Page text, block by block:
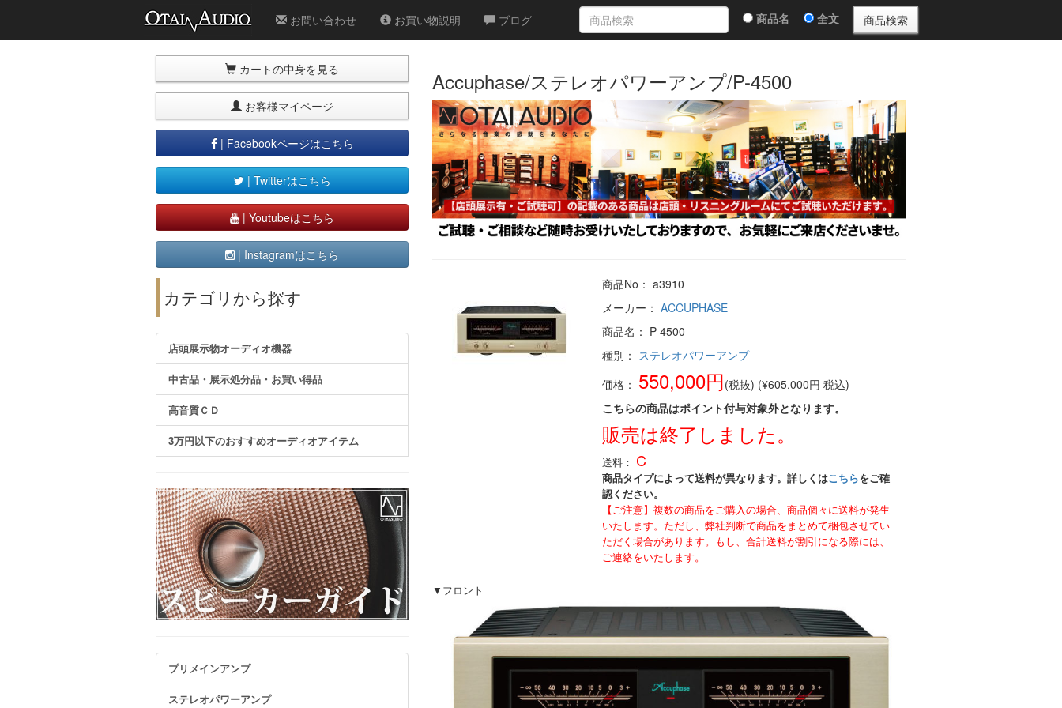
お問い合わせ お買い物説明 ブログ 商品名 全文
Accuphase/ステレオパワーアンプ/P-4500
商品No： a3910
メーカー： ACCUPHASE
商品名： P-4500
種別： ステレオパワーアンプ
価格： 550,000円(税抜) (¥605,000円 税込)
こちらの商品はポイント付与対象外となります。
販売は終了しました。
送料： C
商品タイプによって送料が異なります。詳しくはこちらをご確
認ください。
【ご注意】複数の商品をご購入の場合、商品個々に送料が発生
いたします。ただし、弊社判断で商品をまとめて梱包させてい
ただく場合があります。もし、合計送料が割引になる際には、
ご連絡をいたします。
▼フロント
カートの中身を見る
お客様マイページ
| Facebookページはこちら
| Twitterはこちら
| Youtubeはこちら
| Instagramはこちら
カテゴリから探す
店頭展示物オーディオ機器
中古品・展示処分品・お買い得品
高音質ＣＤ
3万円以下のおすすめオーディオアイテム
プリメインアンプ
ステレオパワーアンプ